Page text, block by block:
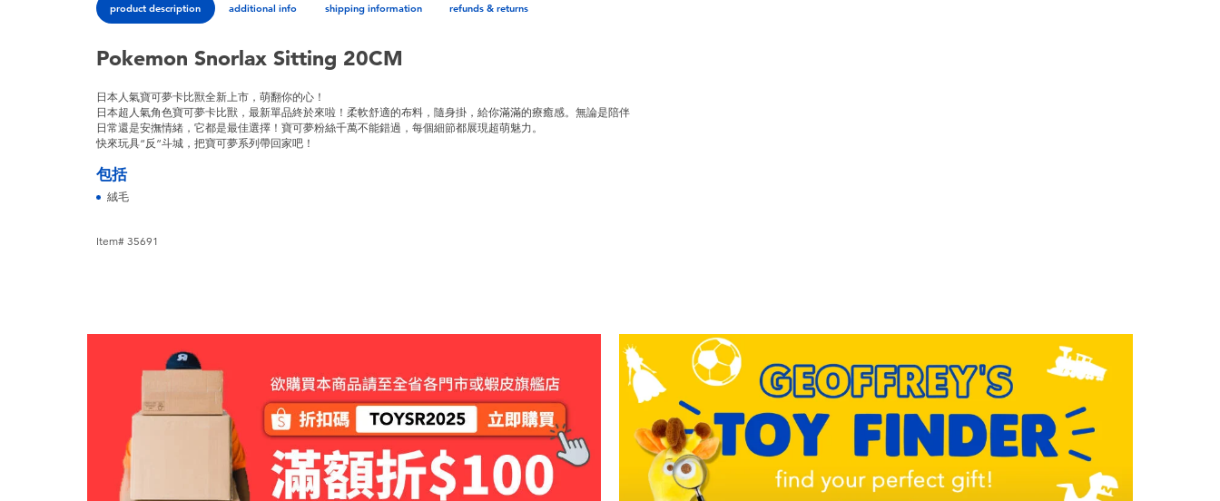
product description additional info shipping information refunds & returns
Pokemon Snorlax Sitting 20CM
日本人氣寶可夢卡比獸全新上市，萌翻你的心！
日本超人氣角色寶可夢卡比獸，最新單品終於來啦！柔軟舒適的布料，隨身掛，給你滿滿的療癒感。無論是陪伴
日常還是安撫情緒，它都是最佳選擇！寶可夢粉絲千萬不能錯過，每個細節都展現超萌魅力。
快來玩具“反”斗城，把寶可夢系列帶回家吧！
包括
絨毛
Item# 35691